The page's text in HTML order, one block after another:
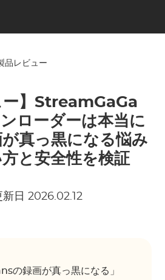
品レビュー
ー】StreamGaGa
ローダーは本当に
真っ黒になる悩み
と安全性を検証
新日 2026.02.12
の録画が真っ黒になる」